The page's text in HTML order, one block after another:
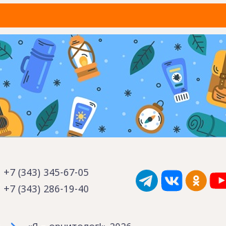
+7 (343) 345-67-05
+7 (343) 286-19-40